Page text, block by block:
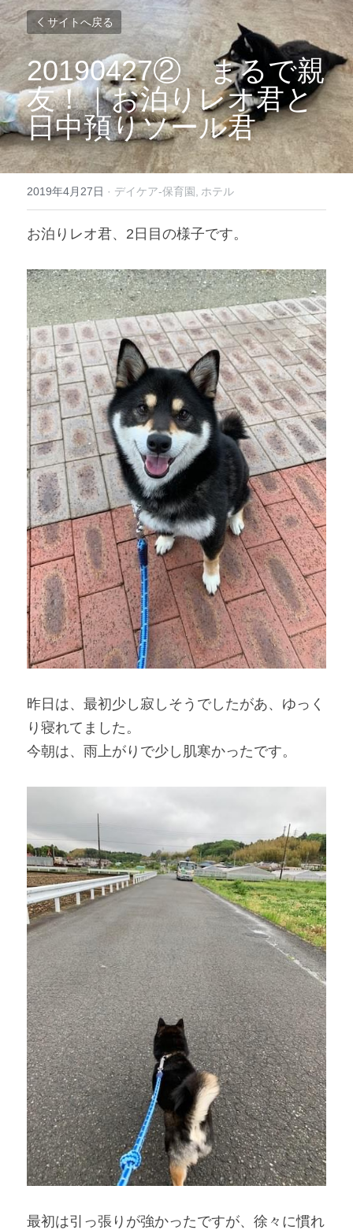
サイトへ戻る
20190427②　まるで親
友！｜お泊りレオ君と
日中預りソール君
2019年4月27日 · デイケア-保育園, ホテル
お泊りレオ君、 2 日目の様子です。
昨日は、最初少し寂しそうでしたがあ、ゆっく
り寝れてました。
今朝は、雨上がりで少し肌寒かったです。
最初は引っ張りが強かったですが、徐々に慣れ